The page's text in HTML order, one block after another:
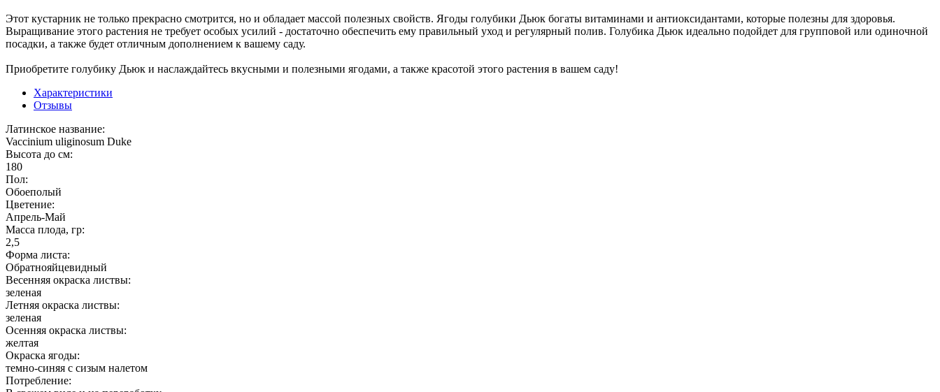
Этот кустарник не только прекрасно смотрится, но и обладает массой полезных свойств. Ягоды голубики Дьюк богаты витаминами и антиоксидантами, которые полезны для здоровья.
Выращивание этого растения не требует особых усилий - достаточно обеспечить ему правильный уход и регулярный полив. Голубика Дьюк идеально подойдет для групповой или одиночной
посадки, а также будет отличным дополнением к вашему саду.
Приобретите голубику Дьюк и наслаждайтесь вкусными и полезными ягодами, а также красотой этого растения в вашем саду!
Характеристики
Отзывы
Латинское название:
Vaccinium uliginosum Duke
Высота до см:
180
Пол:
Обоеполый
Цветение:
Апрель-Май
Масса плода, гр:
2,5
Форма листа:
Обратнояйцевидный
Весенняя окраска листвы:
зеленая
Летняя окраска листвы:
зеленая
Осенняя окраска листвы:
желтая
Окраска ягоды:
темно-синяя с сизым налетом
Потребление: